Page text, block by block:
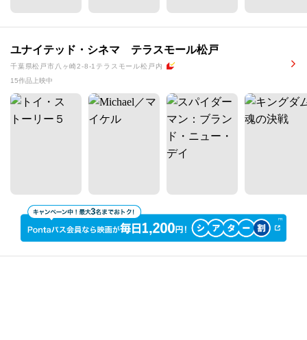
ユナイテッド・シネマ テラスモール松戸
千葉県松戸市八ヶ崎2-8-1テラスモール松戸内
15作品上映中